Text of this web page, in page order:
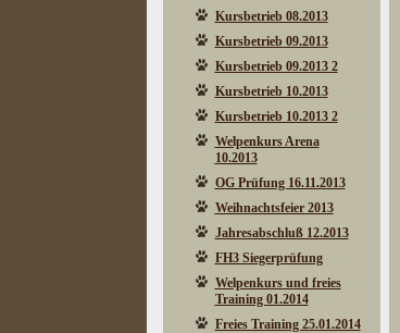
Kursbetrieb 08.2013
Kursbetrieb 09.2013
Kursbetrieb 09.2013 2
Kursbetrieb 10.2013
Kursbetrieb 10.2013 2
Welpenkurs Arena
10.2013
OG Prüfung 16.11.2013
Weihnachtsfeier 2013
Jahresabschluß 12.2013
FH3 Siegerprüfung
Welpenkurs und freies
Training 01.2014
Freies Training 25.01.2014